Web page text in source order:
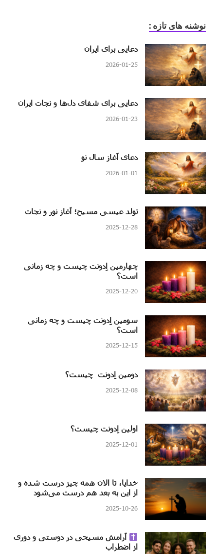
نوشنه های تازه :
دعایی برای ایران
2026-01-25
دعایی برای شفای دل‌ها و نجات ایران
2026-01-23
دعای آغاز سال نو
2026-01-01
تولد عیسی مسیح؛ آغاز نور و نجات
2025-12-28
چهارمین اِدونت چیست و چه زمانی
است؟
2025-12-20
سومین اِدونت چیست و چه زمانی
است؟
2025-12-15
دومین اِدونت چیست؟
2025-12-08
اولین اِدونت چیست؟
2025-12-01
خدایا، تا الان همه چیز درست شده و
از این به بعد هم درست می‌شود
2025-10-26
آرامش مسیحی در دوستی و دوری
از اضطراب